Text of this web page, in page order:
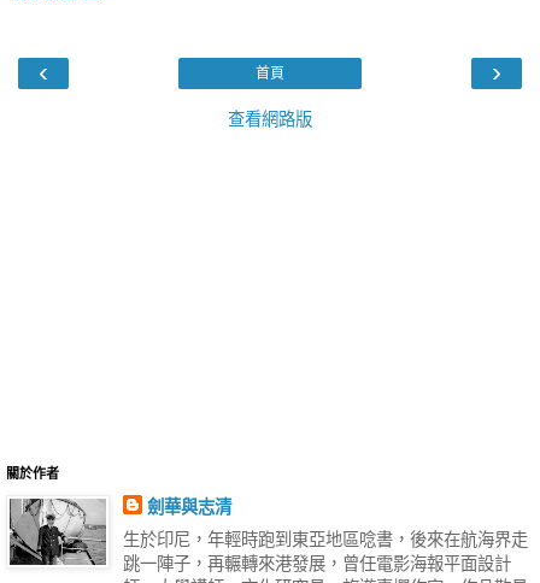
‹ ›
首頁
查看網路版
關於作者
劍華與志清
生於印尼，年輕時跑到東亞地區唸書，後來在航海界走
跳一陣子，再輾轉來港發展，曾任電影海報平面設計